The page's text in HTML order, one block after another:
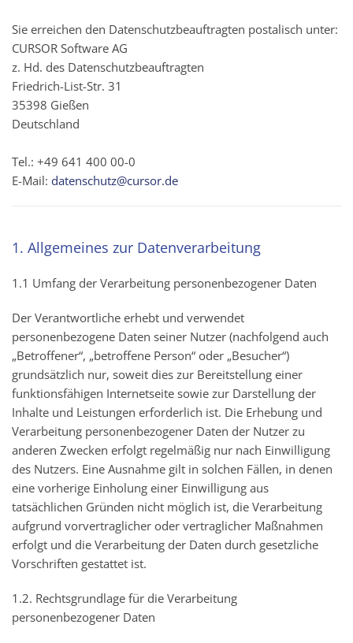
Sie erreichen den Datenschutzbeauftragten postalisch unter:
CURSOR Software AG
z. Hd. des Datenschutzbeauftragten
Friedrich-List-Str. 31
35398 Gießen
Deutschland
Tel.: +49 641 400 00-0
E-Mail: datenschutz@cursor.de
1. Allgemeines zur Datenverarbeitung
1.1 Umfang der Verarbeitung personenbezogener Daten
Der Verantwortliche erhebt und verwendet
personenbezogene Daten seiner Nutzer (nachfolgend auch
„Betroffener“, „betroffene Person“ oder „Besucher“)
grundsätzlich nur, soweit dies zur Bereitstellung einer
funktionsfähigen Internetseite sowie zur Darstellung der
Inhalte und Leistungen erforderlich ist. Die Erhebung und
Verarbeitung personenbezogener Daten der Nutzer zu
anderen Zwecken erfolgt regelmäßig nur nach Einwilligung
des Nutzers. Eine Ausnahme gilt in solchen Fällen, in denen
eine vorherige Einholung einer Einwilligung aus
tatsächlichen Gründen nicht möglich ist, die Verarbeitung
aufgrund vorvertraglicher oder vertraglicher Maßnahmen
erfolgt und die Verarbeitung der Daten durch gesetzliche
Vorschriften gestattet ist.
1.2. Rechtsgrundlage für die Verarbeitung
personenbezogener Daten